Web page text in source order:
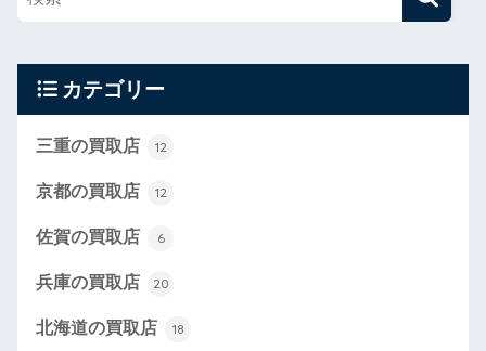
カテゴリー
三重の買取店 12
京都の買取店 12
佐賀の買取店 6
兵庫の買取店 20
北海道の買取店 18